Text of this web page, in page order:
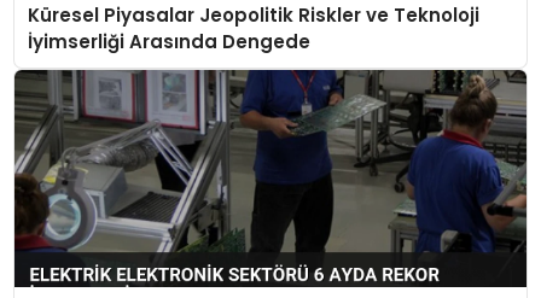
Küresel Piyasalar Jeopolitik Riskler ve Teknoloji
İyimserliği Arasında Dengede